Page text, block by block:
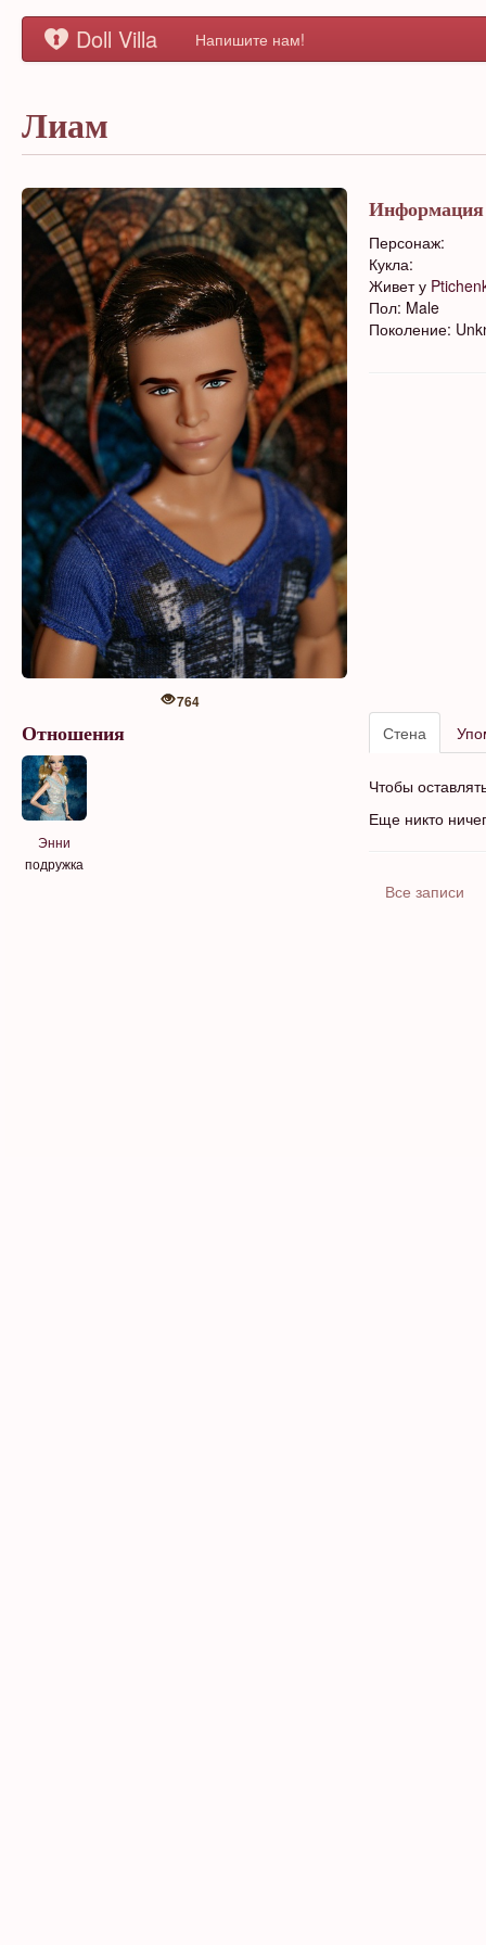
Doll Villa Напишите нам!
Лиам
764
Информация
Персонаж:
Кукла:
Живет у
Пол: Male
Поколение:
Отношения
Энни
подружка
Стена
Чтобы
Еще никто
Все записи